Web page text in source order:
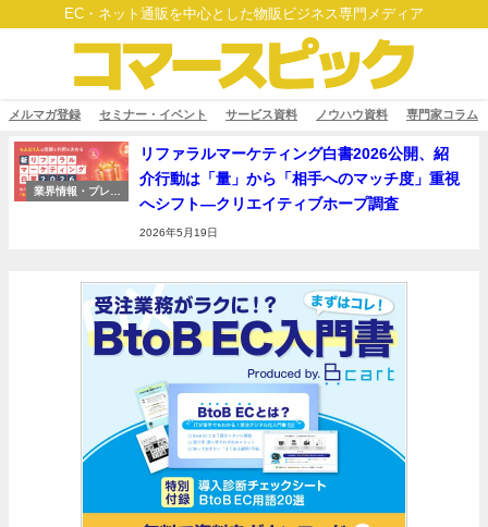
EC・ネット通販を中心とした物販ビジネス専門メディア
メルマガ登録 セミナー・イベント サービス資料 ノウハウ資料 専門家コラム
業界情報・プレス
リファラルマーケティング白書2026公開、紹
介行動は「量」から「相手へのマッチ度」重視
へシフト―クリエイティブホープ調査
2026年5月19日